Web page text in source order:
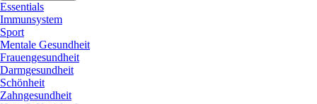
Essentials
Immunsystem
Sport
Mentale Gesundheit
Frauengesundheit
Darmgesundheit
Schönheit
Zahngesundheit